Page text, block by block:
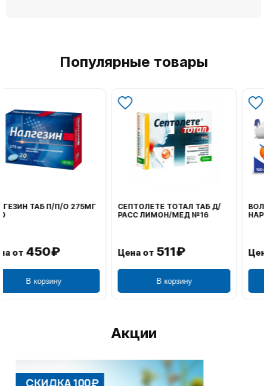
Популярные товары
ВОЛЬТАРЕН ЭМУЛЬГЕЛЬ
Цена от1 195₽
В корзину
ФЕНИСТИЛ ГЕЛЬ НАРУЖ
0,1% 50Г
Цена от804₽
В корзину
Акции